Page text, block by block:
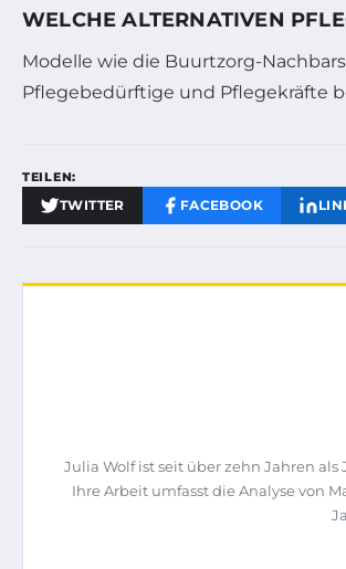
WELCHE ALTERNATIVEN
Modelle wie die Buurtzorg-
Pflegebedürftige und Pflegekräfte
TEILEN:
TWITTER FACEBOOK
Julia Wolf ist seit über zehn Jahren
Ihre Arbeit umfasst die Analyse von